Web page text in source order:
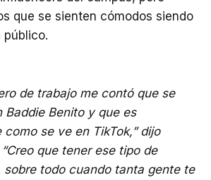
que se sienten cómodos siendo
público.
de trabajo me contó que se
Baddie Benito y que es
se ve en TikTok,” dijo
que tener ese tipo de
sobre todo cuando tanta gente te